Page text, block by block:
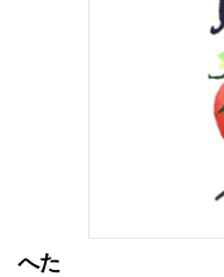
へた